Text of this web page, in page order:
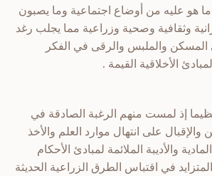
هو عليه من أوضاع اجتماعية وما يصبون
وثقافية وصحية وزراعية مما يجلب رغد
المسكن والملبس والرقى في الفكر
الأخلاقية القيمة .
إذ لمست منهم الرغبة الصادقة في
والإقبال على انتهال موارد العلم والأخذ
والأديبة الملائمة لمبادئ الأحكام
في اقتباس الطرق الزراعية الحديثة